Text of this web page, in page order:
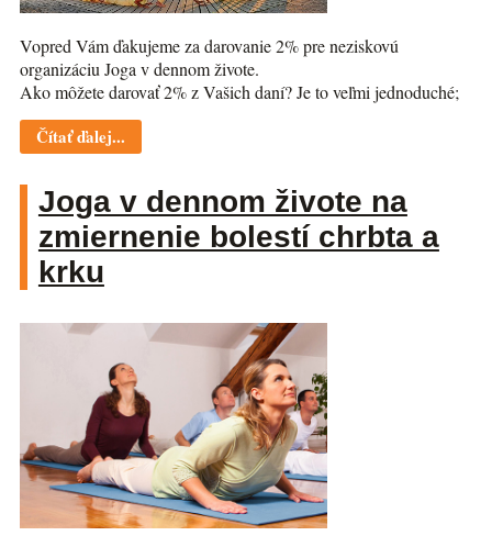
Vopred Vám ďakujeme za darovanie 2% pre neziskovú
organizáciu Joga v dennom živote.
Ako môžete darovať 2% z Vašich daní? Je to veľmi jednoduché;
Čítať ďalej...
Joga v dennom živote na
zmiernenie bolestí chrbta a
krku